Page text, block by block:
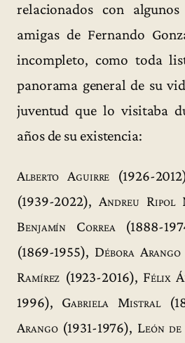
relacionados con
amigas de Fernando
incompleto, como toda
panorama general de su
juventud que lo visitaba
años de su existencia:
Alberto Aguirre (1926-
(1939-2022),Andreu Ripol
Benjamín Correa(1888-
(1869-1955), Débora Arango
Ramírez (1923-2016), Félix
1996), Gabriela Mistral
Arango(1931-1976), León